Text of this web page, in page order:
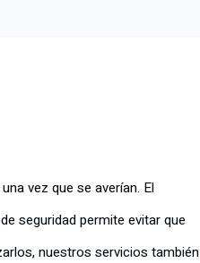
vez que se averían. El
seguridad permite evitar que
nuestros servicios también